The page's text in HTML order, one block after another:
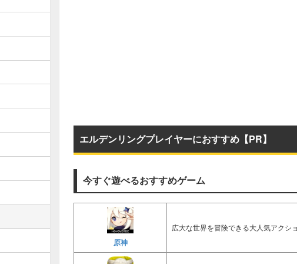
エルデンリングプレイヤーにおすすめ【PR】
今すぐ遊べるおすすめゲーム
原神
広大な世界を冒険できる大人気アクシ